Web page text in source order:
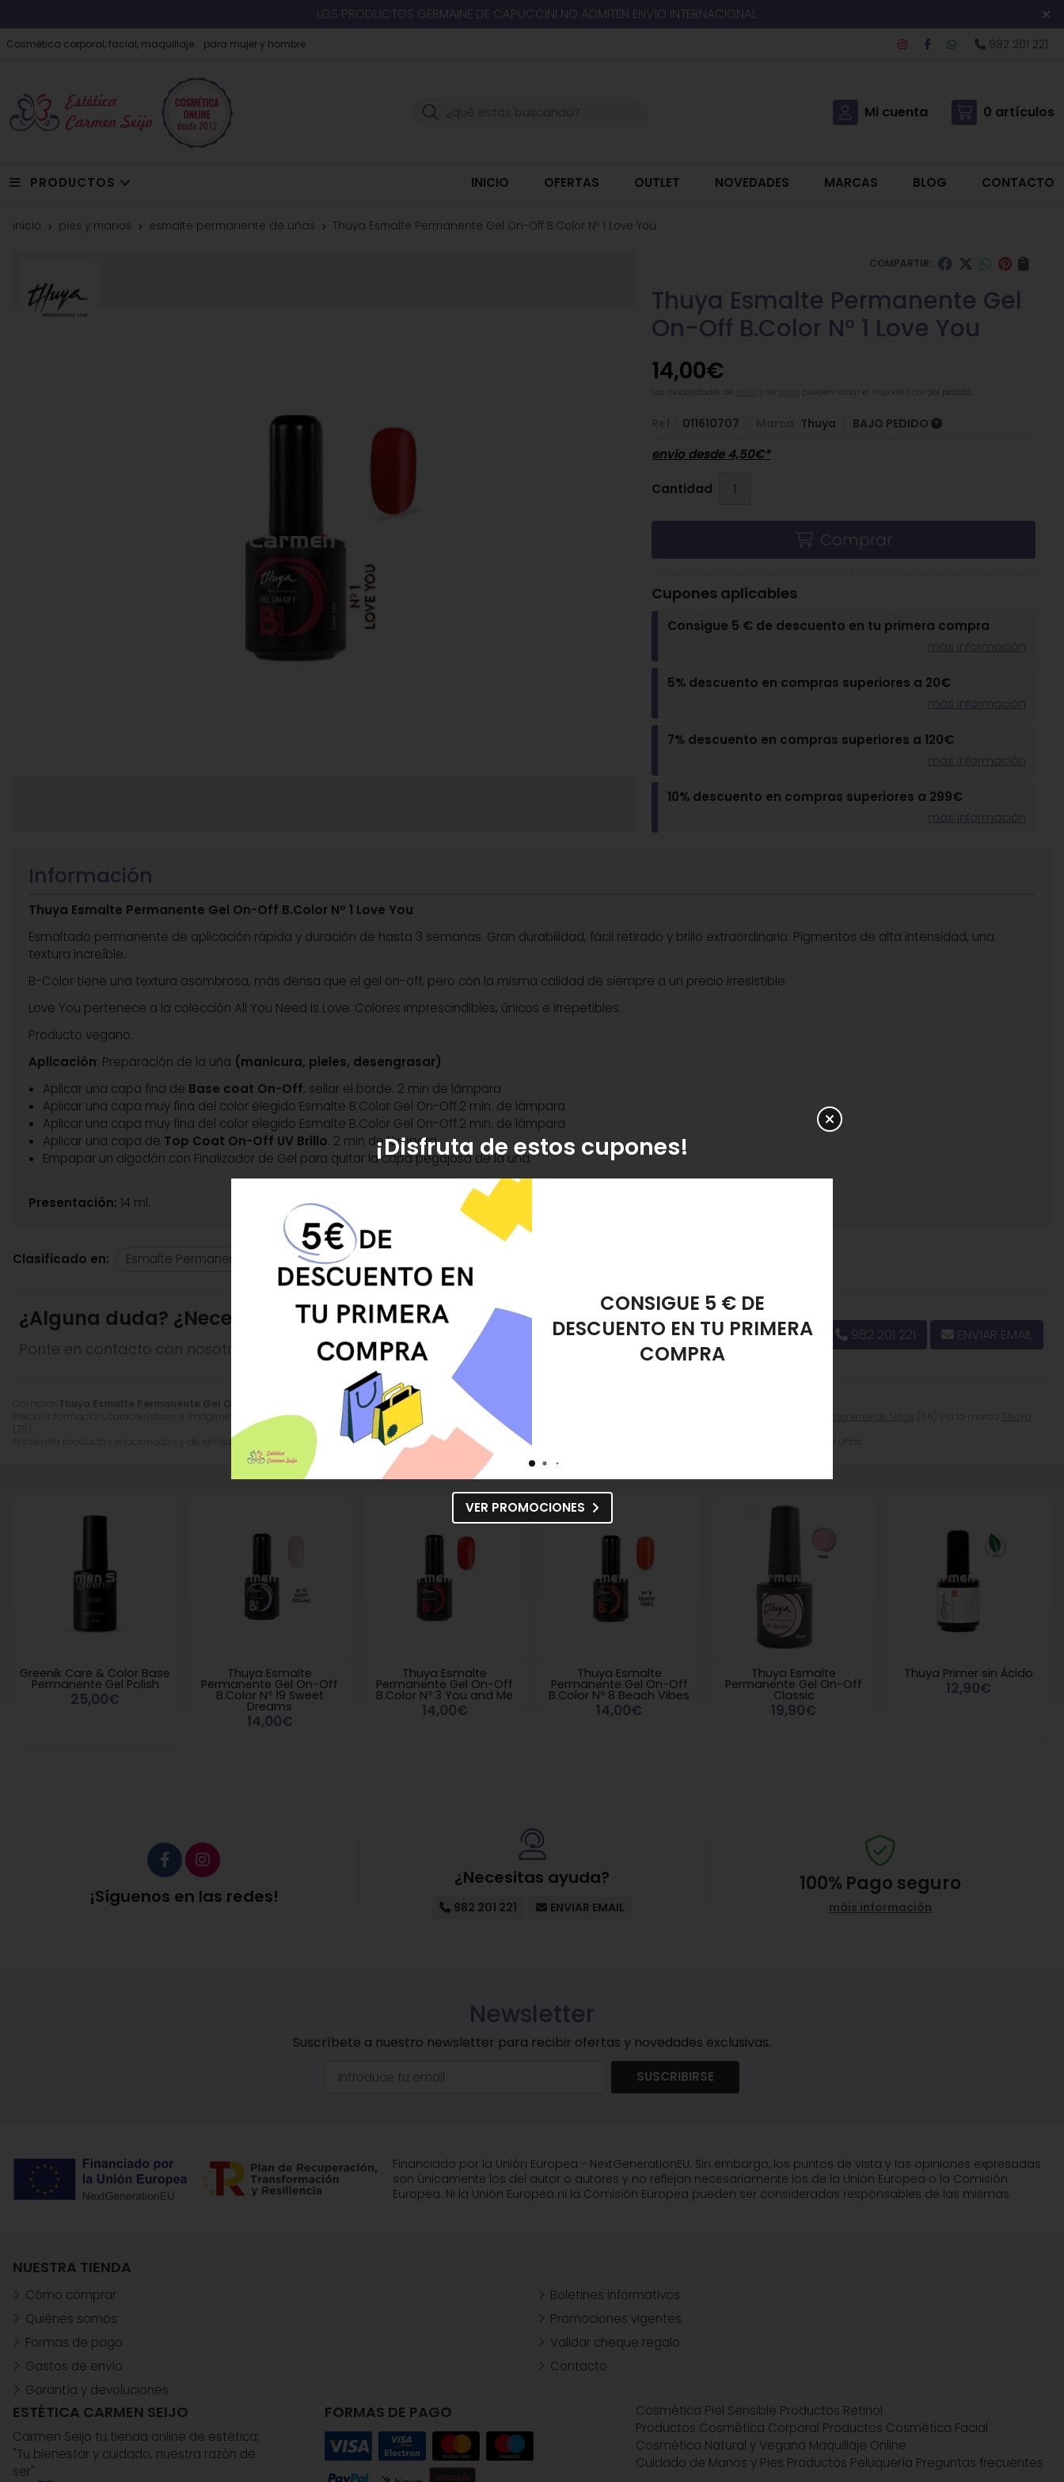
LOS PRODUCTOS GERMAINE DE CAPUCCINI NO ADMITEN ENVÍO INTERNACIONAL
Cosmética corporal, facial, maquillaje... para mujer y hombre 982 201 221
Buscar Mi cuenta 0 artículos
PRODUCTOS INICIO OFERTAS OUTLET NOVEDADES MARCAS BLOG CONTACTO
inicio pies y manos esmalte permanente de uñas Thuya Esmalte Permanente Gel On-Off B.Color Nº 1 Love You
COMPARTIR:
Thuya Esmalte Permanente Gel
On-Off B.Color Nº 1 Love You
14,00€
pueden variar el importe final del pedido.
011610707 Thuya BAJO PEDIDO
envío desde4,50€*
Cantidad
Comprar
Cupones aplicables
Consigue 5 € de descuento en tu primera compra
más información
5% descuento en compras superiores a 20€
más información
7% descuento en compras superiores a 120€
más información
10% descuento en compras superiores a 299€
más información
Thuya Esmalte Permanente Gel On-Off B.Color Nº 1 Love Youpor14,00
. Producto bajo pedido, recogida en tienda.
Thuya Esmalte Permanente Gel On-Off B.Color Nº 1 Love You
Encuentra productos relacionados y de similares características a
Thuya Esmalte Permanente Gel On-Off B.Color Nº 1 Love You
Información
Thuya Esmalte Permanente Gel On-Off B.Color Nº 1 Love You
Esmaltado permanente de aplicación rápida y duración de hasta 3 semanas. Gran durabilidad, fácil retirado y brillo extraordinario. Pigmentos de alta intensidad, una
textura increíble.
B-Color tiene una textura asombrosa, más densa que el gel on-off, pero con la misma calidad de siempre a un precio irresistible.
Love You pertenece a la colección All You Need Is Love. Colores imprescindibles, únicos e irrepetibles.
Producto vegano.
Aplicación: Preparación de la uña (manicura, pieles, desengrasar)
Aplicar una capa fina de Base coat On-Off, sellar el borde. 2 min de lámpara
Aplicar una capa muy fina del color elegido Esmalte B.Color Gel On-Off.2 min. de lámpara
Aplicar una capa muy fina del color elegido Esmalte B.Color Gel On-Off.2 min. de lámpara
Aplicar una capa de Top Coat On-Off UV Brillo. 2 min de lámpara.
Empapar un algodón con Finalizador de Gel para quitar la capa pegajosa de la uña.
Presentación: 14 ml.
Clasificado en: Esmalte Permanente de Uñas Thuya
¿Alguna duda? ¿Necesitas asesoramiento?
Ponte en contacto con nosotros y resolveremos tus dudas.
982 201 221 ENVIAR EMAIL
Greenik Care & Color Base
Permanente Gel Polish
25,00€
Thuya Esmalte
Permanente Gel On-Off
B.Color Nº 19 Sweet
Dreams
14,00€
Thuya Esmalte
Permanente Gel On-Off
B.Color Nº 3 You and Me
14,00€
Thuya Esmalte
Permanente Gel On-Off
B.Color Nº 8 Beach Vibes
14,00€
Thuya Esmalte
Permanente Gel On-Off
Classic
19,90€
Thuya Primer sin Ácido
12,90€
¡Síguenos en las redes!
¿Necesitas ayuda?
982 201 221 ENVIAR EMAIL
100% Pago seguro
máis información
Newsletter
Suscríbete a nuestro newsletter para recibir ofertas y novedades exclusivas.
SUSCRIBIRSE
Financiado por la Unión Europea - NextGenerationEU. Sin embargo, los puntos de vista y las opiniones expresadas
son únicamente los del autor o autores y no reflejan necesariamente los de la Unión Europea o la Comisión
Europea. Ni la Unión Europea ni la Comisión Europea pueden ser consideradas responsables de las mismas.
ESTÉTICA CARMEN SEIJO
Carmen Seijo tu tienda online de estética:
"Tu bienestar y cuidado, nuestra razón de
ser"
FORMAS DE PAGO
NUESTRA TIENDA
Cómo comprar
Quiénes somos
Formas de pago
Gastos de envío
Garantía y devoluciones
Boletines informativos
Promociones vigentes
Validar cheque regalo
Contacto
Cosmética Piel Sensible Productos Retinol
Productos Cosmética Corporal Productos Cosmética Facial
Cosmética Natural y Vegana Maquillaje Online
Cuidado de Manos y Pies Productos Peluquería Preguntas frecuentes
¡Disfruta de estos cupones!
EN TU PRIMERA
COMPRA
REGALO ESPONJA
DESMAQUILLANTE
VER PROMOCIONES